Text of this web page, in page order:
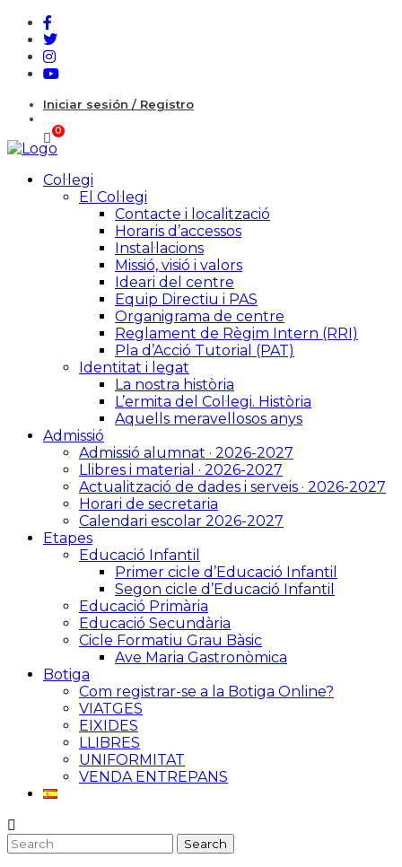
Iniciar sesión / Registro
Col·legi
El Col·legi
Contacte i localització
Horaris d’accessos
Instal·lacions
Missió, visió i valors
Ideari del centre
Equip Directiu i PAS
Organigrama de centre
Reglament de Règim Intern (RRI)
Pla d’Acció Tutorial (PAT)
Identitat i legat
La nostra història
L’ermita del Col·legi. Història
Aquells meravellosos anys
Admissió
Admissió alumnat · 2026-2027
Llibres i material · 2026-2027
Actualització de dades i serveis · 2026-2027
Horari de secretaria
Calendari escolar 2026-2027
Etapes
Educació Infantil
Primer cicle d’Educació Infantil
Segon cicle d’Educació Infantil
Educació Primària
Educació Secundària
Cicle Formatiu Grau Bàsic
Ave Maria Gastronòmica
Botiga
Com registrar-se a la Botiga Online?
VIATGES
EIXIDES
LLIBRES
UNIFORMITAT
VENDA ENTREPANS